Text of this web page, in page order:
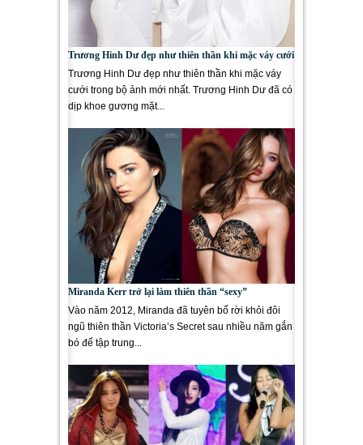
Trương Hinh Dư đẹp như thiên thần khi mặc váy cưới
Trương Hinh Dư đẹp như thiên thần khi mặc váy
cưới trong bộ ảnh mới nhất. Trương Hinh Dư đã có
dịp khoe gương mặt...
Miranda Kerr trở lại làm thiên thần “sexy”
Vào năm 2012, Miranda đã tuyên bố rời khỏi đôi
ngũ thiên thần Victoria’s Secret sau nhiều năm gắn
bó để tập trung...